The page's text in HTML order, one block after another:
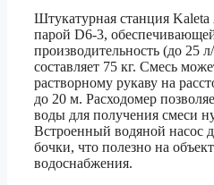
Штукатурная станция
парой D6-3,
производительность (до 25
составляет 75 кг. Смесь
растворному рукаву на
до 20 м. Расходомер
воды для получения смеси
Встроенный водяной насос
бочки, что полезно на
водоснабжения.